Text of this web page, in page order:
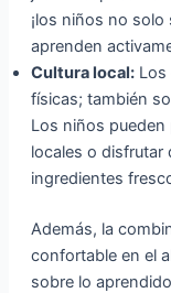
¡los niños no
aprenden
Cultura local:Los
físicas; también
Los niños pueden
locales o disfrutar
ingredientes
Además, la
confortable en el
sobre lo